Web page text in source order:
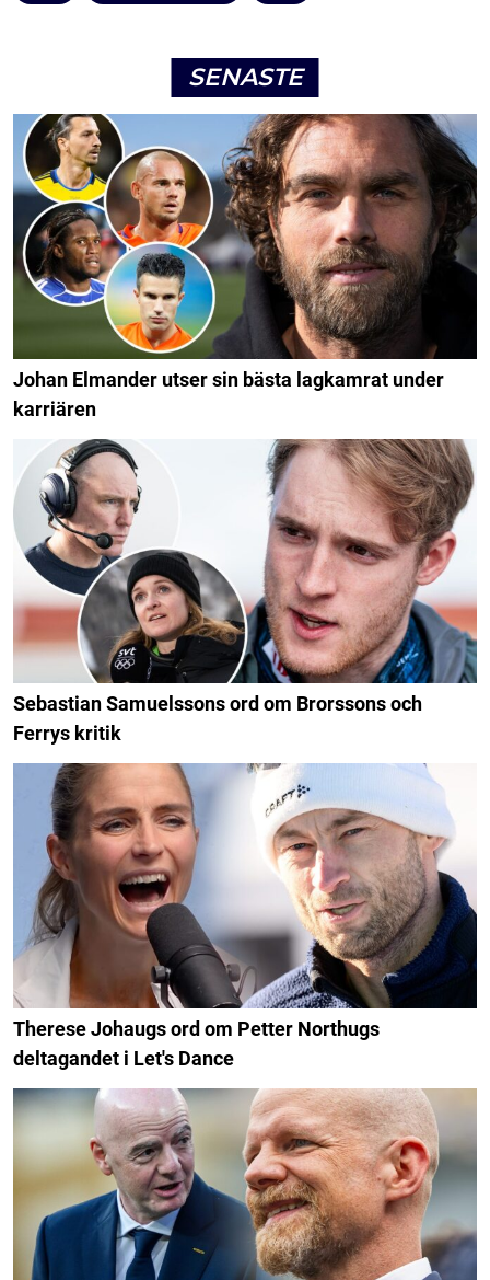
SENASTE
Johan Elmander utser sin bästa lagkamrat under
karriären
Sebastian Samuelssons ord om Brorssons och
Ferrys kritik
Therese Johaugs ord om Petter Northugs
deltagandet i Let's Dance